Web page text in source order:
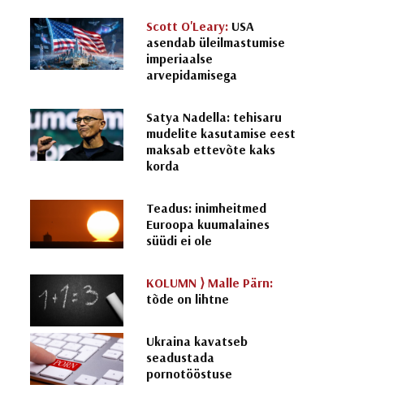
Scott O'Leary: USA
asendab üleilmastumise
imperiaalse
arvepidamisega
Satya Nadella: tehisaru
mudelite kasutamise eest
maksab ettevõte kaks
korda
Teadus: inimheitmed
Euroopa kuumalaines
süüdi ei ole
KOLUMN ⟩ Malle Pärn:
tõde on lihtne
Ukraina kavatseb
seadustada
pornotööstuse